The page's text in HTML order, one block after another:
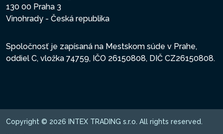
130 00 Praha 3
Vinohrady - Česká republika
Spoločnosť je zapísaná na Mestskom súde v Prahe,
oddiel C, vložka 74759, IČO 26150808, DIČ CZ26150808.
Copyright © 2026 INTEX TRADING s.r.o. All rights reserved.